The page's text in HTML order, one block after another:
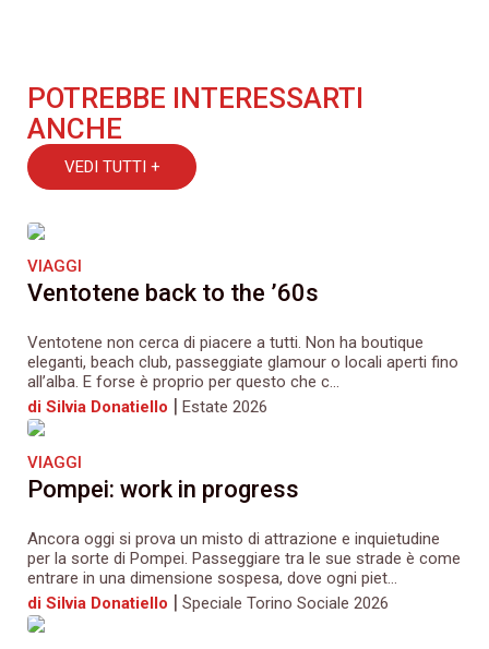
POTREBBE INTERESSARTI
ANCHE
VEDI TUTTI +
VIAGGI
Ventotene back to the ’60s
Ventotene non cerca di piacere a tutti. Non ha boutique
eleganti, beach club, passeggiate glamour o locali aperti fino
all’alba. E forse è proprio per questo che c...
di Silvia Donatiello | Estate 2026
VIAGGI
Pompei: work in progress
Ancora oggi si prova un misto di attrazione e inquietudine
per la sorte di Pompei. Passeggiare tra le sue strade è come
entrare in una dimensione sospesa, dove ogni piet...
di Silvia Donatiello | Speciale Torino Sociale 2026